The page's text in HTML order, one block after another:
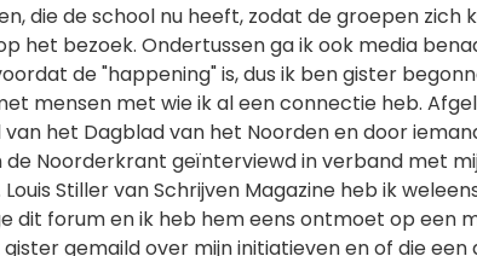
die de school nu heeft, zodat de groepen zich
het bezoek. Ondertussen ga ik ook media
de "happening" is, dus ik ben gister
mensen met wie ik al een connectie heb.
het Dagblad van het Noorden en door
de Noorderkrant geïnterviewd in verband met
Stiller van Schrijven Magazine heb ik
dit forum en ik heb hem eens ontmoet op een
gemaild over mijn initiatieven en of die een